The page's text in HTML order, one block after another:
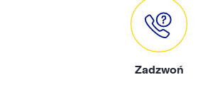
Zadzwoń